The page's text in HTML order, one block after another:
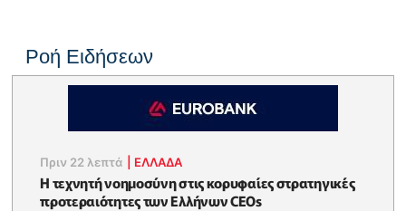
Ροή Ειδήσεων
Πριν 22 λεπτά ΕΛΛΆΔΑ
Η τεχνητή νοημοσύνη στις κορυφαίες στρατηγικές
προτεραιότητες των Ελλήνων CEOs